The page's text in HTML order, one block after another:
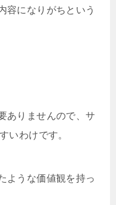
容になりがちという
ありませんので、サ
いわけです。
ような価値観を持っ